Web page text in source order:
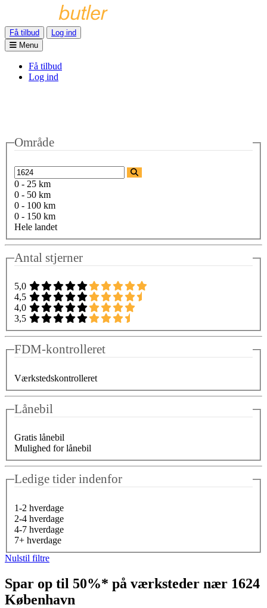
Få tilbud
Log ind
Menu
Få tilbud
Log ind
Område
0 - 25 km
0 - 50 km
0 - 100 km
0 - 150 km
Hele landet
Antal stjerner
5,0
4,5
4,0
3,5
FDM-kontrolleret
Værkstedskontrolleret
Lånebil
Gratis lånebil
Mulighed for lånebil
Ledige tider indenfor
1-2 hverdage
2-4 hverdage
4-7 hverdage
7+ hverdage
Nulstil filtre
Spar op til 50%* på værksteder nær 1624
København